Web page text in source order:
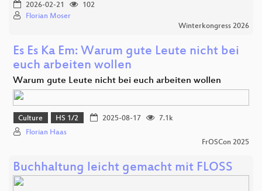
2026-02-21
102
Florian Moser
Winterkongress 2026
Es Es Ka Em: Warum gute Leute nicht bei
euch arbeiten wollen
Warum gute Leute nicht bei euch arbeiten wollen
Culture HS 1/2 2025-08-17
7.1k
Florian Haas
FrOSCon 2025
Buchhaltung leicht gemacht mit FLOSS